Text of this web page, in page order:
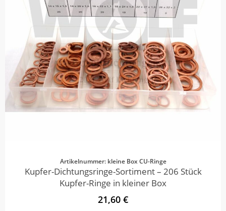
Artikelnummer: kleine Box CU-Ringe
Kupfer-Dichtungsringe-Sortiment – 206 Stück
Kupfer-Ringe in kleiner Box
21,60 €